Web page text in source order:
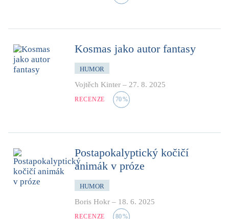
Kosmas jako autor fantasy
HUMOR
Vojtěch Kinter – 27. 8. 2025
RECENZE 70%
Postapokalyptický kočičí
animák v próze
HUMOR
Boris Hokr – 18. 6. 2025
RECENZE 80%